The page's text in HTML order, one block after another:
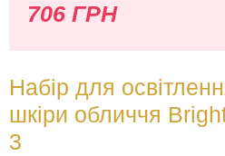
706 ГРН
Набір для
шкіри обличчя
3